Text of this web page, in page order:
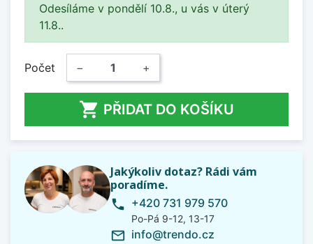
Odesíláme v pondělí 10.8., u vás v úterý
11.8..
Počet − +
 PŘIDAT DO KOŠÍKU
Jakýkoliv dotaz? Rádi vám
poradíme.
phone +420 731 979 570
Po-Pá 9-12, 13-17
mail_outline info@trendo.cz